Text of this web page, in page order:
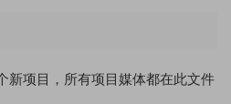
新项目，所有项目媒体都在此文件